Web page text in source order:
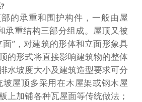
的承重和围护构件，一般由屋
承重结构三部分组成。屋顶又被
”，对建筑的形体和立面形象具
的形式将直接影响建筑物的整体
水坡度大小及建筑造型要求可分
坡屋顶多采用在木屋架或钢木屋
上加铺各种瓦屋面等传统做法；